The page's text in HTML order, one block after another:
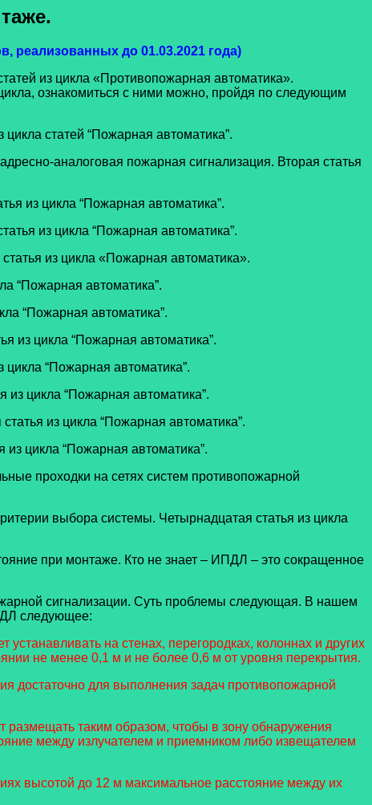
реализованных до 01.03.2021 года)
из цикла «Противопожарная автоматика».
ознакомиться с ними можно, пройдя по следующим
статей “Пожарная автоматика”.
аналоговая пожарная сигнализация. Вторая статья
из цикла “Пожарная автоматика”.
из цикла “Пожарная автоматика”.
из цикла «Пожарная автоматика».
“Пожарная автоматика”.
“Пожарная автоматика”.
из цикла “Пожарная автоматика”.
“Пожарная автоматика”.
цикла “Пожарная автоматика”.
из цикла “Пожарная автоматика”.
цикла “Пожарная автоматика”.
проходки на сетях систем противопожарной
выбора системы. Четырнадцатая статья из цикла
при монтаже. Кто не знает – ИПДЛ – это сокращенное
сигнализации. Суть проблемы следующая. В нашем
следующее:
на стенах, перегородках, колоннах и других
не менее 0,1 м и не более 0,6 м от уровня перекрытия.
достаточно для выполнения задач противопожарной
размещать таким образом, чтобы в зону обнаружения
между излучателем и приемником либо извещателем
высотой до 12 м максимальное расстояние между их